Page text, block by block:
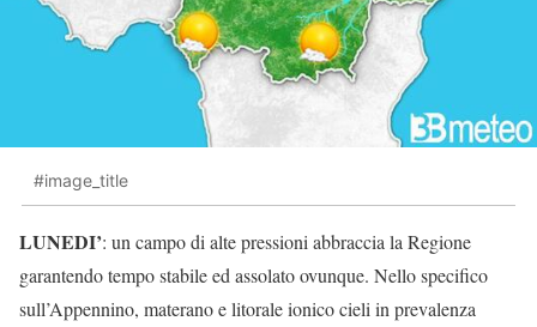
#image_title
LUNEDI’: un campo di alte pressioni abbraccia la Regione
garantendo tempo stabile ed assolato ovunque. Nello specifico
sull’Appennino, materano e litorale ionico cieli in prevalenza